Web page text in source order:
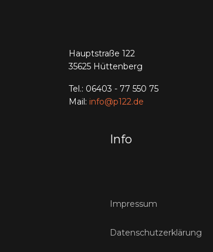
Hauptstraße 122
35625 Hüttenberg
Tel.: 06403 - 77 550 75
Mail: info@p122.de
Info
Impressum
Datenschutzerklärung